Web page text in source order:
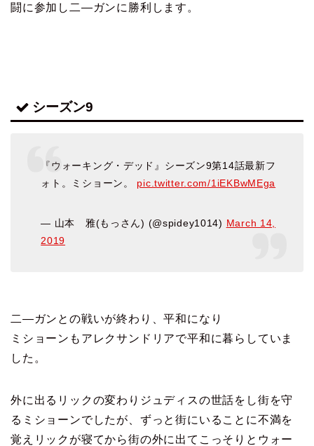
闘に参加し二―ガンに勝利します。
シーズン9
『ウォーキング・デッド』シーズン9第14話最新フ
ォト。ミショーン。 pic.twitter.com/1iEKBwMEga
— 山本 雅(もっさん) (@spidey1014) March 14,
2019
二―ガンとの戦いが終わり、平和になり
ミショーンもアレクサンドリアで平和に暮らしていま
した。
外に出るリックの変わりジュディスの世話をし街を守
るミショーンでしたが、ずっと街にいることに不満を
覚えリックが寝てから街の外に出てこっそりとウォー